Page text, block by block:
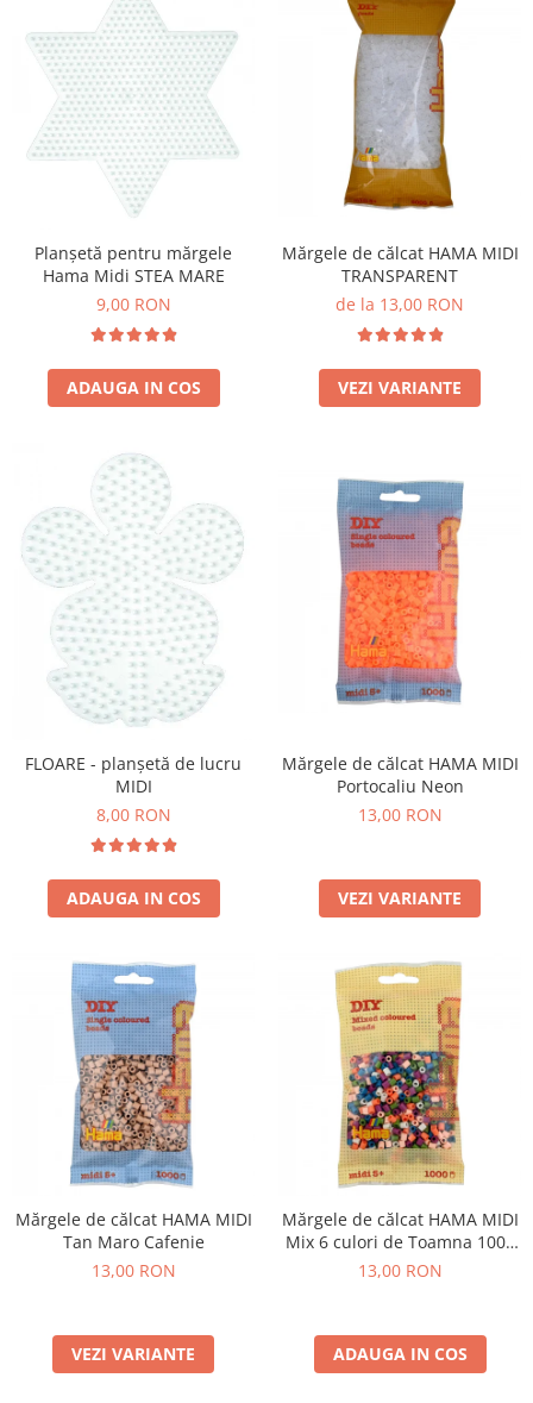
Sortare si numarare
Stiinte
Mărgele de călcat HAMA
Hama Maxi Sticks
Margele HAMA MAXI
Mărgele HAMA MIDI
Mărgele HAMA MINI
Stimulare senzoriala
Stimulare auditiva
Stimulare olfactivă
Stimulare tactila
Stimulare vizuala
Planșetă pentru mărgele
Hama Midi STEA MARE
9,00 RON
ADAUGA IN COS
Mărgele de călcat HAMA MIDI
TRANSPARENT
de la 13,00 RON
VEZI VARIANTE
FLOARE - planșetă de lucru
MIDI
8,00 RON
ADAUGA IN COS
Mărgele de călcat HAMA MIDI
Portocaliu Neon
13,00 RON
VEZI VARIANTE
Mărgele de călcat HAMA MIDI
Tan Maro Cafenie
13,00 RON
VEZI VARIANTE
Mărgele de călcat HAMA MIDI
Mix 6 culori de Toamna 1000
buc în punguliță
13,00 RON
ADAUGA IN COS